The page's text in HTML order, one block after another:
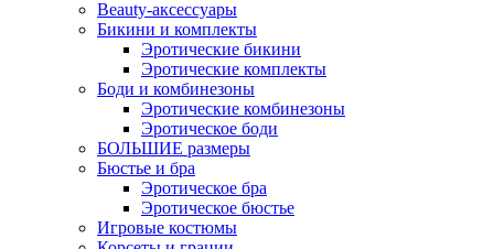
Beauty-аксессуары
Бикини и комплекты
Эротические бикини
Эротические комплекты
Боди и комбинезоны
Эротические комбинезоны
Эротическое боди
БОЛЬШИЕ размеры
Бюстье и бра
Эротическое бра
Эротическое бюстье
Игровые костюмы